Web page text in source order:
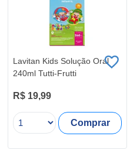
Lavitan Kids Solução Oral
240ml Tutti-Frutti
R$ 19,99
Comprar